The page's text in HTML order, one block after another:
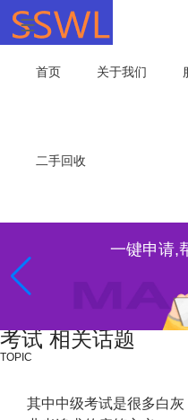
首页 关于我们
二手回收
一键申请,
考试 相关话题
TOPIC
其中中级考试是很多白